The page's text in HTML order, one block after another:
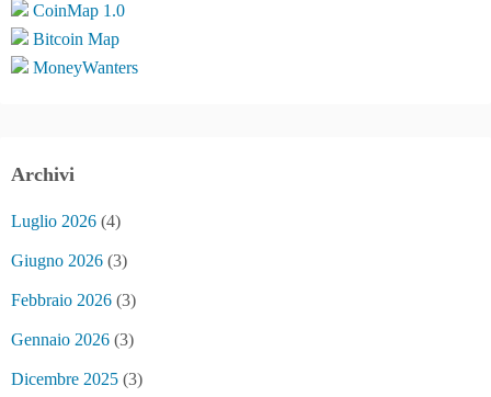
CoinMap 1.0
Bitcoin Map
MoneyWanters
Archivi
Luglio 2026 (4)
Giugno 2026 (3)
Febbraio 2026 (3)
Gennaio 2026 (3)
Dicembre 2025 (3)